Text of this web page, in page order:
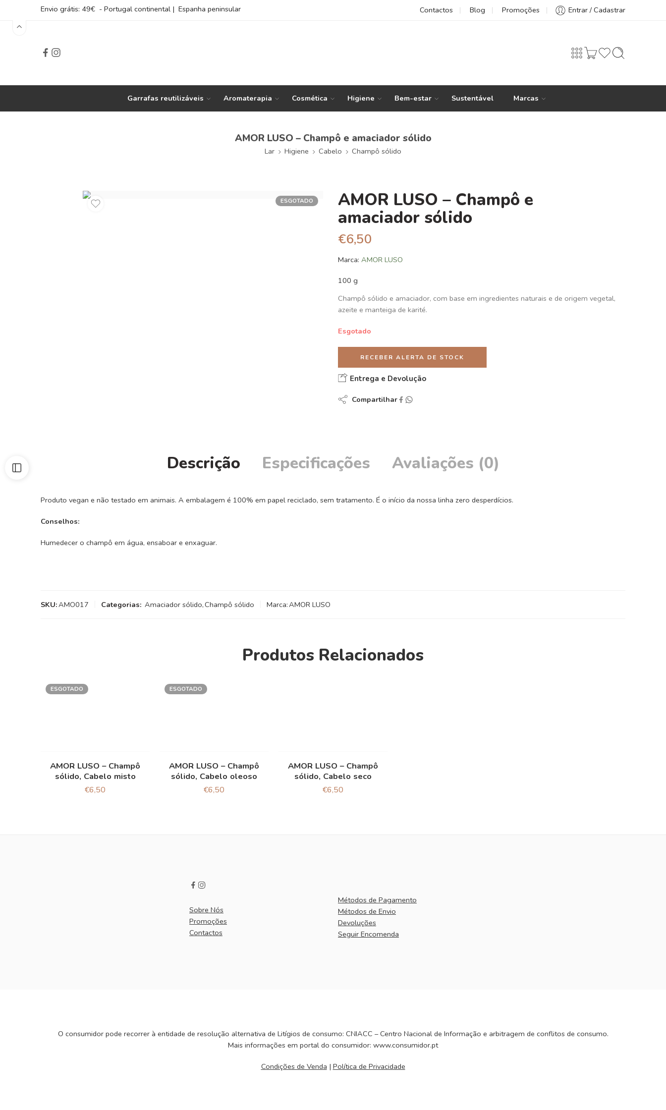
Envio grátis: 49€ - Portugal continental | Espanha peninsular Contactos Blog Promoções Entrar / Cadastrar
Garrafas reutilizáveis Aromaterapia Cosmética Higiene Bem-estar Sustentável Marcas
AMOR LUSO – Champô e amaciador sólido
Lar Higiene Cabelo Champô sólido
ESGOTADO AMOR LUSO – Champô e
amaciador sólido
€6,50
Marca: AMOR LUSO
100 g
Champô sólido e amaciador, com base em ingredientes naturais e de origem vegetal,
azeite e manteiga de karité.
Esgotado
RECEBER ALERTA DE STOCK
Entrega e Devolução
Compartilhar
Descrição Especificações Avaliações (0)
Produto vegan e não testado em animais. A embalagem é 100% em papel reciclado, sem tratamento. É o início da nossa linha zero desperdícios.
Conselhos:
Humedecer o champô em água, ensaboar e enxaguar.
SKU:AMO017 Categorias: Amaciador sólido,Champô sólido Marca:AMOR LUSO
Produtos Relacionados
ESGOTADO
AMOR LUSO – Champô
sólido, Cabelo misto
€6,50
ESGOTADO
AMOR LUSO – Champô
sólido, Cabelo oleoso
€6,50
AMOR LUSO – Champô
sólido, Cabelo seco
€6,50
Sobre Nós
Promoções
Contactos
Métodos de Pagamento
Métodos de Envio
Devoluções
Seguir Encomenda
O consumidor pode recorrer à entidade de resolução alternativa de Litígios de consumo: CNIACC – Centro Nacional de Informação e arbitragem de conflitos de consumo.
Mais informações em portal do consumidor: www.consumidor.pt
Condições de Venda | Política de Privacidade